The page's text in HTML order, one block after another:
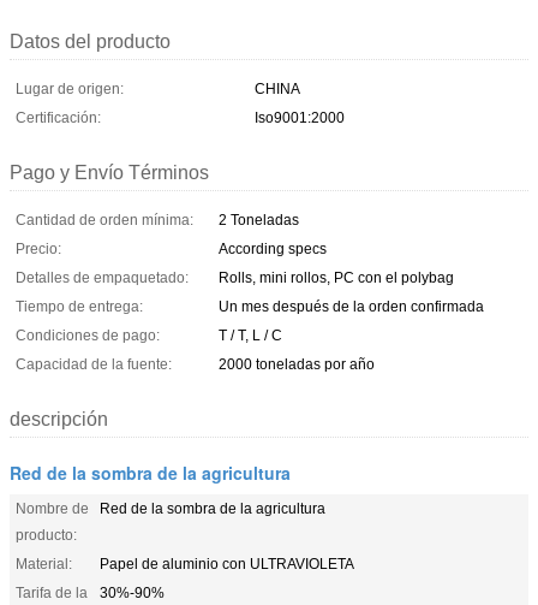
Datos del producto
Lugar de origen:
CHINA
Certificación:
Iso9001:2000
Pago y Envío Términos
Cantidad de orden mínima:
2 Toneladas
Precio:
According specs
Detalles de empaquetado:
Rolls, mini rollos, PC con el polybag
Tiempo de entrega:
Un mes después de la orden confirmada
Condiciones de pago:
T / T, L / C
Capacidad de la fuente:
2000 toneladas por año
descripción
Red de la sombra de la agricultura
Nombre de
producto:
Red de la sombra de la agricultura
Material:
Papel de aluminio con ULTRAVIOLETA
Tarifa de la
30%-90%